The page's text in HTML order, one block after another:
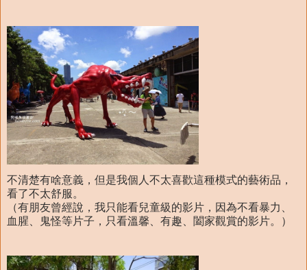
不清楚有啥意義，但是我個人不太喜歡這種模式的藝術品，
看了不太舒服。
（有朋友曾經說，我只能看兒童級的影片，因為不看暴力、
血腥、鬼怪等片子，只看溫馨、有趣、闔家觀賞的影片。）